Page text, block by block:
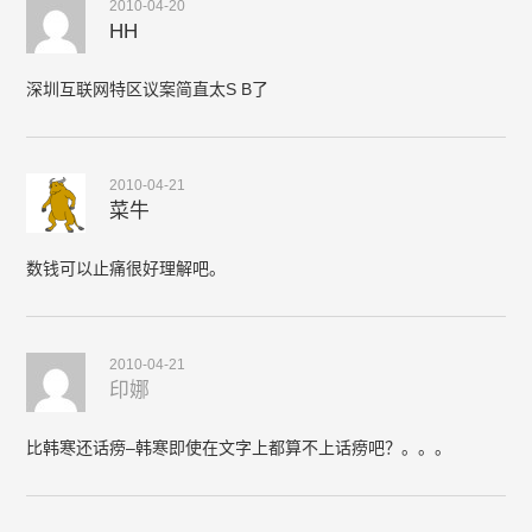
2010-04-20
HH
深圳互联网特区议案简直太S B了
2010-04-21
菜牛
数钱可以止痛很好理解吧。
2010-04-21
印娜
比韩寒还话痨–韩寒即使在文字上都算不上话痨吧？。。。